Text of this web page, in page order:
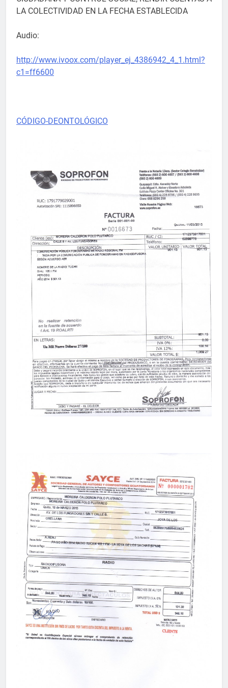
LA COLECTIVIDAD EN LA FECHA ESTABLECIDA
Audio:
http://www.ivoox.com/player_ej_4386942_4_1.html?
c1=ff6600
CÓDIGO-DEONTOLÓGICO